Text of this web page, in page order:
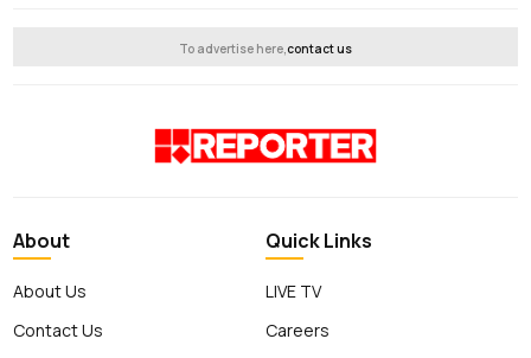
To advertise here,contact us
About
About Us
Contact Us
Quick Links
LIVE TV
Careers